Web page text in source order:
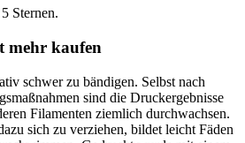
Sternen.
mehr kaufen
schwer zu bändigen. Selbst nach
sind die Druckergebnisse
Filamenten ziemlich durchwachsen.
sich zu verziehen, bildet leicht Fäden